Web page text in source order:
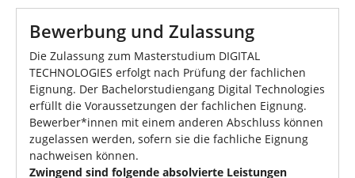
Bewerbung und Zulassung
Die Zulassung zum Masterstudium DIGITAL
TECHNOLOGIES erfolgt nach Prüfung der fachlichen
Eignung. Der Bachelorstudiengang Digital Technologies
erfüllt die Voraussetzungen der fachlichen Eignung.
Bewerber*innen mit einem anderen Abschluss können
zugelassen werden, sofern sie die fachliche Eignung
nachweisen können.
Zwingend sind folgende absolvierte Leistungen